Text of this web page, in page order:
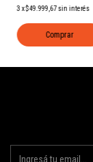
3 x$49.999,67sin interés
Comprar